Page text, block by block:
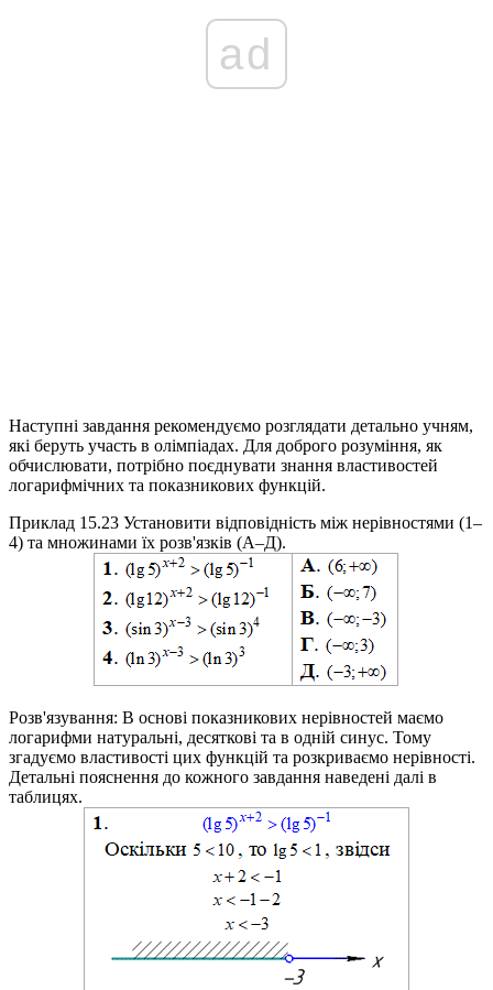
ad
Наступні завдання рекомендуємо розглядати детально учням,
які беруть участь в олімпіадах. Для доброго розуміння, як
обчислювати, потрібно поєднувати знання властивостей
логарифмічних та показникових функцій.
Приклад 15.23 Установити відповідність між нерівностями (1–
4) та множинами їх розв'язків (А–Д).
Розв'язування: В основі показникових нерівностей маємо
логарифми натуральні, десяткові та в одній синус. Тому
згадуємо властивості цих функцій та розкриваємо нерівності.
Детальні пояснення до кожного завдання наведені далі в
таблицях.